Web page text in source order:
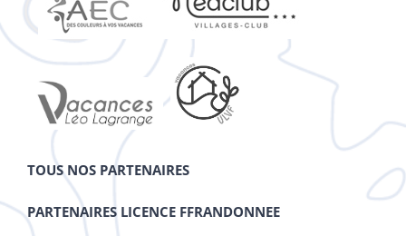
TOUS NOS PARTENAIRES
PARTENAIRES LICENCE FFRANDONNEE